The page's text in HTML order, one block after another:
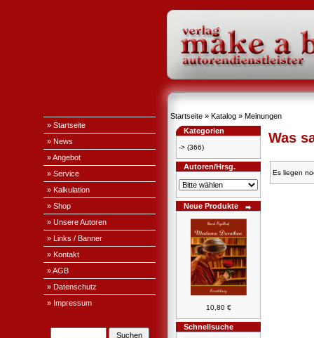
» Startseite
» News
» Angebot
» Service
» Kalkulation
» Shop
» Unsere Autoren
» Links / Banner
» Kontakt
» AGB
» Datenschutz
» Impressum
Startseite » Katalog » Meinungen
Kategorien
-> (366)
Autoren/Hrsg.
Neue Produkte
10,80 €
Schnellsuche
Was
Es liegen